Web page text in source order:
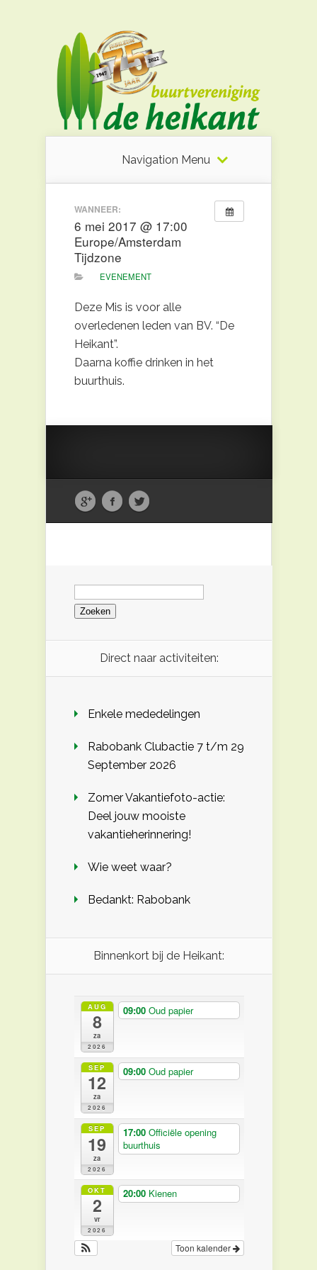
Navigation Menu
WANNEER:
6 mei 2017 @ 17:00
Europe/Amsterdam
Tijdzone
EVENEMENT
Deze Mis is voor alle
overledenen leden van BV. “De
Heikant”.
Daarna koffie drinken in het
buurthuis.
Zoeken
naar:
Direct naar activiteiten:
Enkele mededelingen
Rabobank Clubactie 7 t/m 29
September 2026
Zomer Vakantiefoto-actie:
Deel jouw mooiste
vakantieherinnering!
Wie weet waar?
Bedankt: Rabobank
Binnenkort bij de Heikant:
AUG
8
za
2026
09:00 Oud papier
SEP
12
za
2026
09:00 Oud papier
SEP
19
za
2026
17:00 Officiële opening
buurthuis
OKT
2
vr
2026
20:00 Kienen
Toon kalender